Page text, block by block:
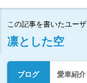
この記事を書いたユー
凛とした空
ブログ 愛車紹介